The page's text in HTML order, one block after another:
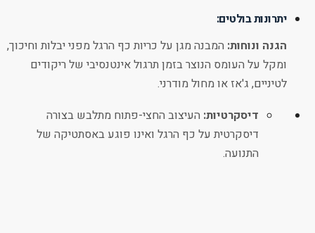
יתרונות בולטים:
הגנה ונוחות: המבנה מגן על כריות כף הרגל מפני יבלות וחיכוך,
ומקל על העומס הנוצר בזמן תרגול אינטנסיבי של ריקודים
לטיניים, ג'אז או מחול מודרני.
דיסקרטיות: העיצוב החצי-פתוח מתלבש בצורה
דיסקרטית על כף הרגל ואינו פוגע באסתטיקה של
התנועה.